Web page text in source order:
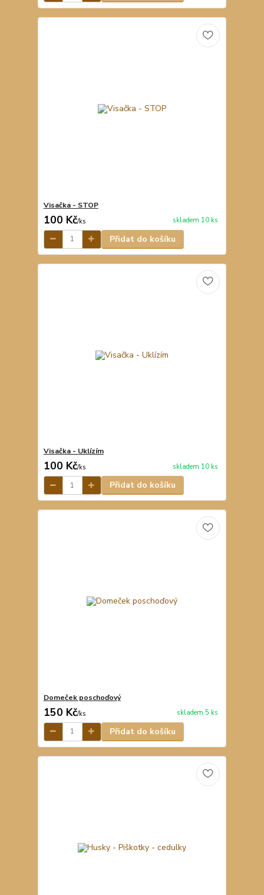
Visačka - STOP
100 Kč/ks skladem 10 ks
Přidat do košíku
Visačka - Uklízím
100 Kč/ks skladem 10 ks
Přidat do košíku
Domeček poschoďový
150 Kč/ks skladem 5 ks
Přidat do košíku